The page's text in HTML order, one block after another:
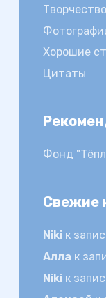
Хорошие
Цитаты
Фонд
Свежие
Nikiк
Алла к
Nikiк